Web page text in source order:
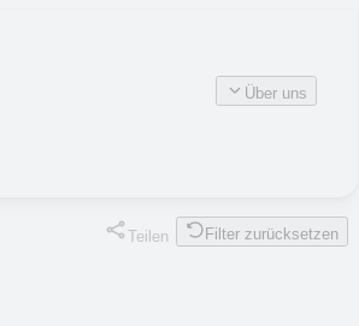
Über uns
Teilen Filter zurücksetzen